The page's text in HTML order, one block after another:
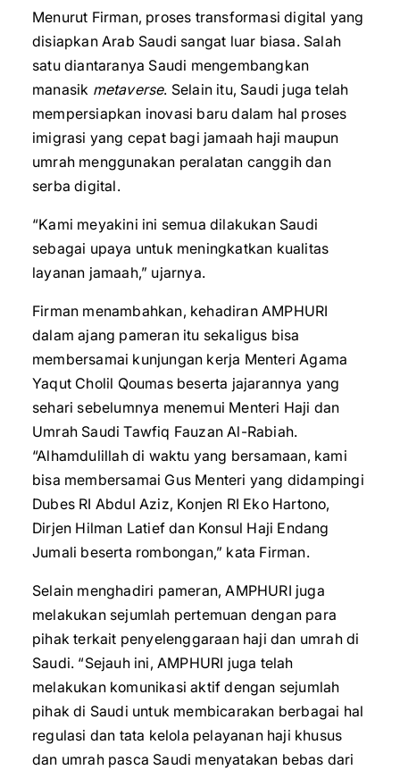
Menurut Firman, proses transformasi digital yang
disiapkan Arab Saudi sangat luar biasa. Salah
satu diantaranya Saudi mengembangkan
manasik metaverse. Selain itu, Saudi juga telah
mempersiapkan inovasi baru dalam hal proses
imigrasi yang cepat bagi jamaah haji maupun
umrah menggunakan peralatan canggih dan
serba digital.
“Kami meyakini ini semua dilakukan Saudi
sebagai upaya untuk meningkatkan kualitas
layanan jamaah,” ujarnya.
Firman menambahkan, kehadiran AMPHURI
dalam ajang pameran itu sekaligus bisa
membersamai kunjungan kerja Menteri Agama
Yaqut Cholil Qoumas beserta jajarannya yang
sehari sebelumnya menemui Menteri Haji dan
Umrah Saudi Tawfiq Fauzan Al-Rabiah.
“Alhamdulillah di waktu yang bersamaan, kami
bisa membersamai Gus Menteri yang didampingi
Dubes RI Abdul Aziz, Konjen RI Eko Hartono,
Dirjen Hilman Latief dan Konsul Haji Endang
Jumali beserta rombongan,” kata Firman.
Selain menghadiri pameran, AMPHURI juga
melakukan sejumlah pertemuan dengan para
pihak terkait penyelenggaraan haji dan umrah di
Saudi. “Sejauh ini, AMPHURI juga telah
melakukan komunikasi aktif dengan sejumlah
pihak di Saudi untuk membicarakan berbagai hal
regulasi dan tata kelola pelayanan haji khusus
dan umrah pasca Saudi menyatakan bebas dari